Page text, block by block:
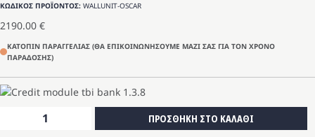
ΚΩΔΙΚΟΣ ΠΡΟΪΟΝΤΟΣ: WALLUNIT-OSCAR
2190.00 €
ΚΑΤΟΠΙΝ ΠΑΡΑΓΓΕΛΙΑΣ (ΘΑ ΕΠΙΚΟΙΝΩΝΗΣΟΥΜΕ ΜΑΖΙ ΣΑΣ ΓΙΑ ΤΟΝ ΧΡΟΝΟ
ΠΑΡΑΔΟΣΗΣ)
ΠΡΟΣΘΗΚΗ ΣΤΟ ΚΑΛΑΘΙ